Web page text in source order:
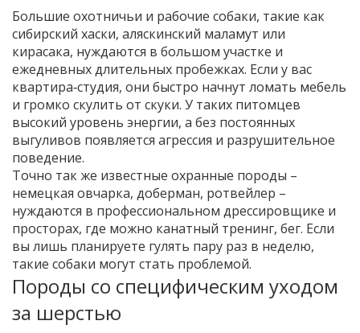
Большие охотничьи и рабочие собаки, такие как
сибирский хаски, аляскинский маламут или
кирасака, нуждаются в большом участке и
ежедневных длительных пробежках. Если у вас
квартира‑студия, они быстро начнут ломать мебель
и громко скулить от скуки. У таких питомцев
высокий уровень энергии, а без постоянных
выгуливов появляется агрессия и разрушительное
поведение.
Точно так же известные охранные породы –
немецкая овчарка, доберман, ротвейлер –
нуждаются в профессиональном дрессировщике и
просторах, где можно канатный тренинг, бег. Если
вы лишь планируете гулять пару раз в неделю,
такие собаки могут стать проблемой.
Породы со специфическим уходом
за шерстью